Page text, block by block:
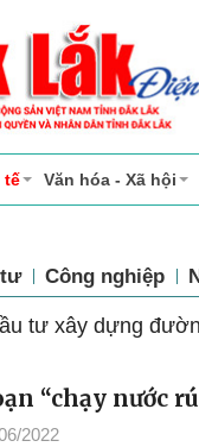
tế Văn hóa - Xã hội
Công nghiệp
tư xây dựng
“chạy nước
2022